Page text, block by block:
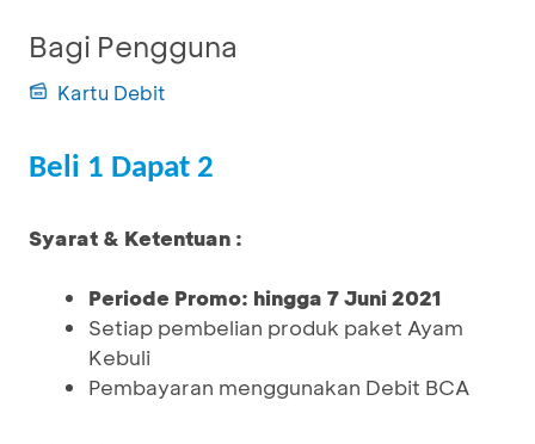
Bagi Pengguna
Kartu Debit
Beli 1 Dapat 2
Syarat & Ketentuan :
Periode Promo: hingga 7 Juni 2021
Setiap pembelian produk paket Ayam
Kebuli
Pembayaran menggunakan Debit BCA